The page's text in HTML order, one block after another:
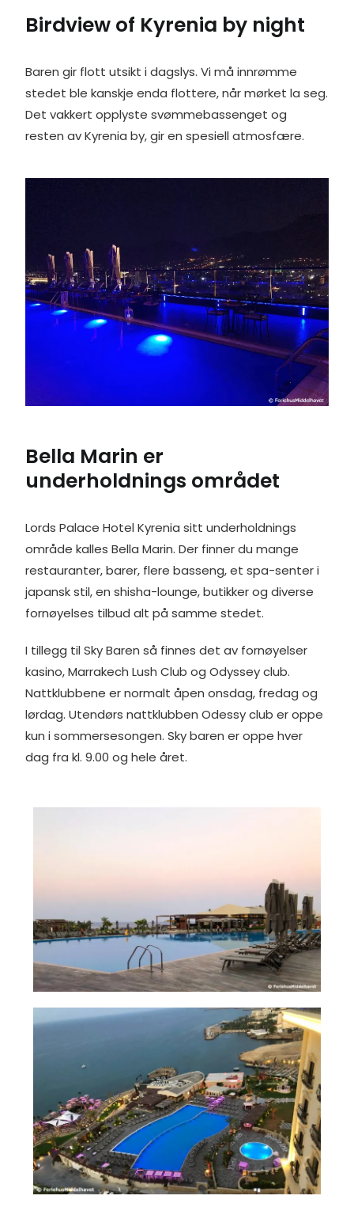
Birdview of Kyrenia by night
Baren gir flott utsikt i dagslys. Vi må innrømme
stedet ble kanskje enda flottere, når mørket la seg.
Det vakkert opplyste svømmebassenget og
resten av Kyrenia by, gir en spesiell atmosfære.
Bella Marin er
underholdnings området
Lords Palace Hotel Kyrenia sitt underholdnings
område kalles Bella Marin. Der finner du mange
restauranter, barer, flere basseng, et spa-senter i
japansk stil, en shisha-lounge, butikker og diverse
fornøyelses tilbud alt på samme stedet.
I tillegg til Sky Baren så finnes det av fornøyelser
kasino, Marrakech Lush Club og Odyssey club.
Nattklubbene er normalt åpen onsdag, fredag og
lørdag. Utendørs nattklubben Odessy club er oppe
kun i sommersesongen. Sky baren er oppe hver
dag fra kl. 9.00 og hele året.